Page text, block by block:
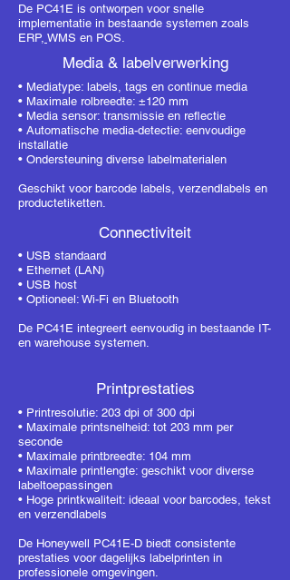
De PC41E is ontworpen voor snelle
implementatie in bestaande systemen zoals
ERP, WMS en POS.
Media & labelverwerking
• Mediatype: labels, tags en continue media
• Maximale rolbreedte: ±120 mm
• Media sensor: transmissie en reflectie
• Automatische media-detectie: eenvoudige
installatie
• Ondersteuning diverse labelmaterialen
Geschikt voor barcode labels, verzendlabels en
productetiketten.
Connectiviteit
• USB standaard
• Ethernet (LAN)
• USB host
• Optioneel: Wi-Fi en Bluetooth
De PC41E integreert eenvoudig in bestaande IT-
en warehouse systemen.
Printprestaties
• Printresolutie: 203 dpi of 300 dpi
• Maximale printsnelheid: tot 203 mm per
seconde
• Maximale printbreedte: 104 mm
• Maximale printlengte: geschikt voor diverse
labeltoepassingen
• Hoge printkwaliteit: ideaal voor barcodes, tekst
en verzendlabels
De Honeywell PC41E-D biedt consistente
prestaties voor dagelijks labelprinten in
professionele omgevingen.